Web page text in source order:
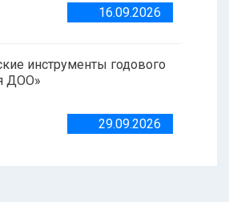
16.09.2026
инструменты годового
ДОО»
29.09.2026